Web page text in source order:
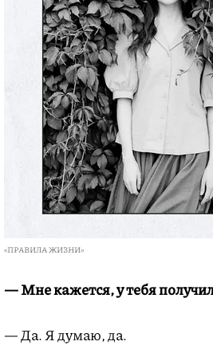
«ПРАВИЛА ЖИЗНИ»
— Мне кажется, у тебя
— Да. Я думаю, да.